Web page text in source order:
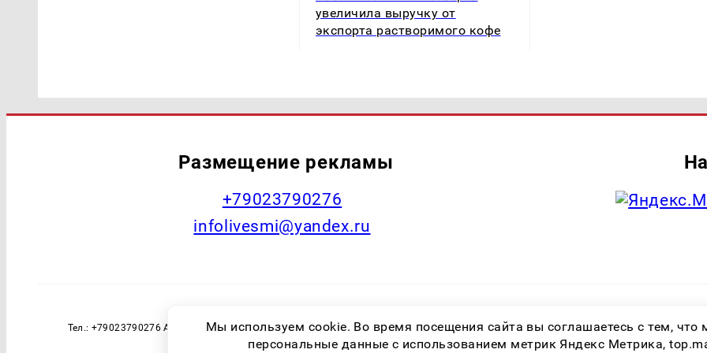
увеличила выручку от
экспорта растворимого кофе
Размещение рекламы
+79023790276
infolivesmi@yandex.ru
Тел.: +79023790276 Адрес эл. почты: infolivesmi@yandex.ru Знак информационной продукции: 16+ Зарегистрировавший орган:
технологий и массовых коммуникаций (Роскомнадзор) Регистрационный номер СМИ ЭЛ № ФС
Мы используем cookie. Во время посещения сайта вы соглашаетесь с тем,
персональные данные с использованием метрик Яндекс Метрика,